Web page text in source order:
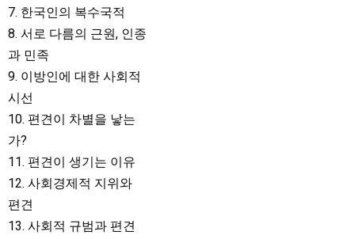
7. 한국인의 복수국적
8. 서로 다름의 근원, 인종
과 민족
9. 이방인에 대한 사회적
시선
10. 편견이 차별을 낳는
가?
11. 편견이 생기는 이유
12. 사회경제적 지위와
편견
13. 사회적 규범과 편견